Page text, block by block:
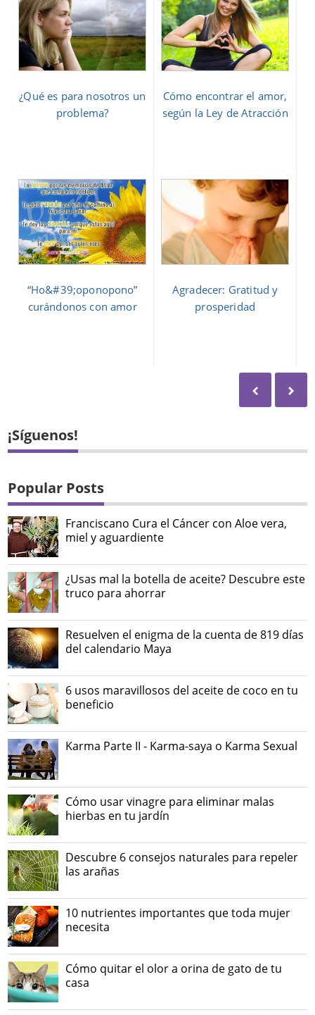
¿Qué es para nosotros un
problema?
Cómo encontrar el amor,
según la Ley de Atracción
“Ho&#39;oponopono”
curándonos con amor
Agradecer: Gratitud y
prosperidad
¡Síguenos!
Popular Posts
Franciscano Cura el Cáncer con Aloe vera,
miel y aguardiente
¿Usas mal la botella de aceite? Descubre este
truco para ahorrar
Resuelven el enigma de la cuenta de 819 días
del calendario Maya
6 usos maravillosos del aceite de coco en tu
beneficio
Karma Parte II - Karma-saya o Karma Sexual
Cómo usar vinagre para eliminar malas
hierbas en tu jardín
Descubre 6 consejos naturales para repeler
las arañas
10 nutrientes importantes que toda mujer
necesita
Cómo quitar el olor a orina de gato de tu
casa